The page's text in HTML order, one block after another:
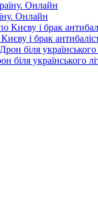
Онлайн
і брак
біля українського